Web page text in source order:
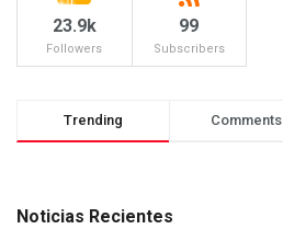
23.9k
Followers
99
Subscribers
Trending Comments
Noticias Recientes